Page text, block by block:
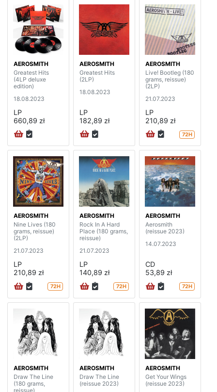
AEROSMITH
Greatest Hits
(4LP deluxe
edition)
18.08.2023
LP
660,89 zł
AEROSMITH
Greatest Hits
(2LP)
18.08.2023
LP
182,89 zł
AEROSMITH
Live! Bootleg (180
grams, reissue)
(2LP)
21.07.2023
LP
210,89 zł
72H
AEROSMITH
Nine Lives (180
grams, reissue)
(2LP)
21.07.2023
LP
210,89 zł
72H
AEROSMITH
Rock In A Hard
Place (180 grams,
reissue)
21.07.2023
LP
140,89 zł
72H
AEROSMITH
Aerosmith
(reissue 2023)
14.07.2023
CD
53,89 zł
72H
AEROSMITH
Draw The Line
(180 grams,
reissue)
AEROSMITH
Draw The Line
(reissue 2023)
AEROSMITH
Get Your Wings
(reissue 2023)